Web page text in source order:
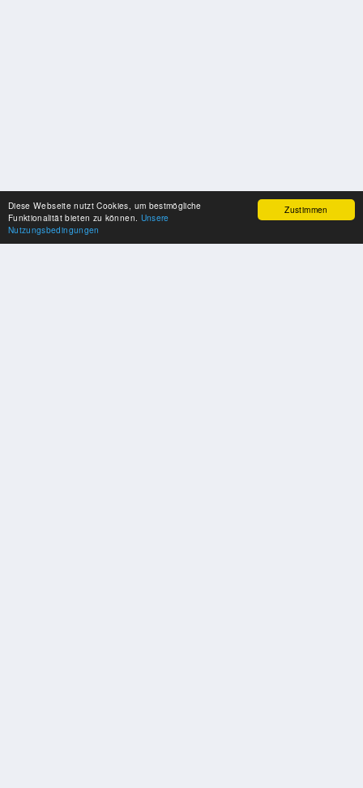
Zustimmen
Diese Webseite nutzt Cookies, um bestmögliche
Funktionalität bieten zu können. Unsere
Nutzungsbedingungen